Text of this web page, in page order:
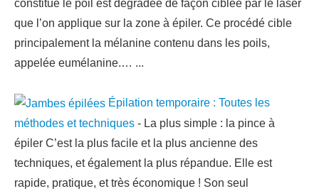
constitue le poil est dégradée de façon ciblée par le laser
que l’on applique sur la zone à épiler. Ce procédé cible
principalement la mélanine contenu dans les poils,
appelée eumélanine.… ...
Épilation temporaire : Toutes les
méthodes et techniques - La plus simple : la pince à
épiler C’est la plus facile et la plus ancienne des
techniques, et également la plus répandue. Elle est
rapide, pratique, et très économique ! Son seul